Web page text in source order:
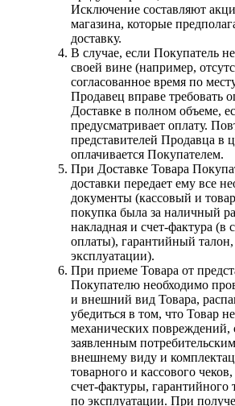
Исключение составляют
магазина, которые
доставку.
В случае, если Покупатель
своей вине (например,
согласованное время по
Продавец вправе требовать
Доставке в полном объеме,
предусматривает оплату.
представителей Продавца в
оплачивается Покупателем.
При Доставке Товара
доставки передает ему все
документы (кассовый и
покупка была за наличный
накладная и счет-фактура (в
оплаты), гарантийный
эксплуатации).
При приеме Товара от
Покупателю необходимо
и внешний вид Товара,
убедиться в том, что Товар
механических повреждений,
заявленным
внешнему виду и
товарного и кассового
счет-фактуры, гарантийного
по эксплуатации. При